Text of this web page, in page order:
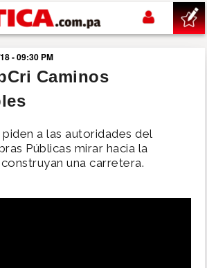
principal
- 09:30 PM
Caminos
a las autoridades del
Públicas mirar hacia la
una carretera.